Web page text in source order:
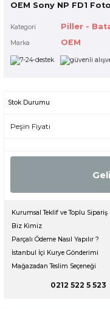
OEM Sony NP FD1
Kategori Piller -
Marka OEM
Stok Durumu
Peşin Fiyatı
Kurumsal Teklif ve Toplu Sipariş
Biz Kimiz
Parçalı Ödeme Nasıl Yapılır ?
İstanbul İçi Kurye Gönderimi
Mağazadan Teslim Seçeneği
0212 522 5 523